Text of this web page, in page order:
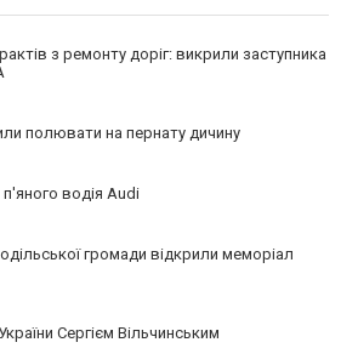
з ремонту доріг: викрили заступника
полювати на пернату дичину
п'яного водія Audi
громади відкрили меморіал
Сергієм Вільчинським